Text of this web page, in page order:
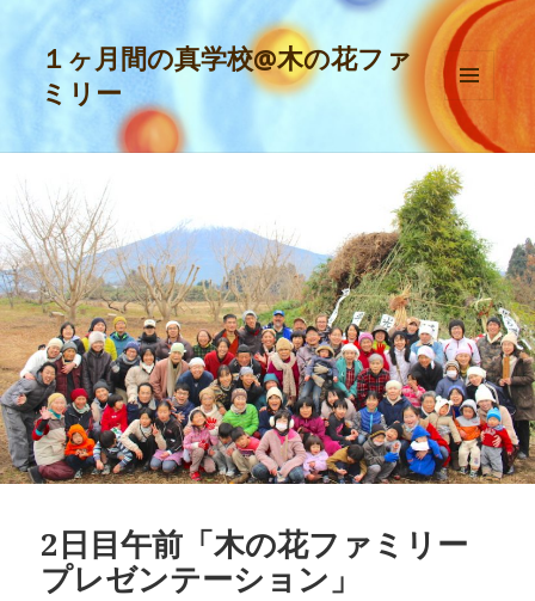
１ヶ月間の真学校@木の花ファ
ミリー
メニュ
ーとウ
ィジェ
ット
2日目午前「木の花ファミリー
プレゼンテーション」